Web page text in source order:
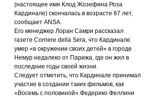
(настоящее имя Клод Жозефина Роза
Кардинале) скончалась в возрасте 87 лет,
сообщает ANSA.
Его менеджер Лоран Самри рассказал
газете Corriere della Sera, что Кардинале
умер «в окружении своих детей» в городе
Немур недалеко от Парижа, где он жил в
последние годы своей жизни.
Следует отметить, что Кардинале принимал
участие в создании таких фильмов, как
«Восемь с половиной» Федерико Феллини